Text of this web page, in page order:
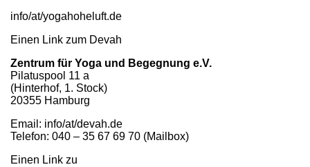
info/at/yogahoheluft.de
Einen Link zum Devah
Zentrum für Yoga und Begegnung e.V.
Pilatuspool 11 a
(Hinterhof, 1. Stock)
20355 Hamburg
Email: info/at/devah.de
Telefon: 040 – 35 67 69 70 (Mailbox)
Einen Link zu